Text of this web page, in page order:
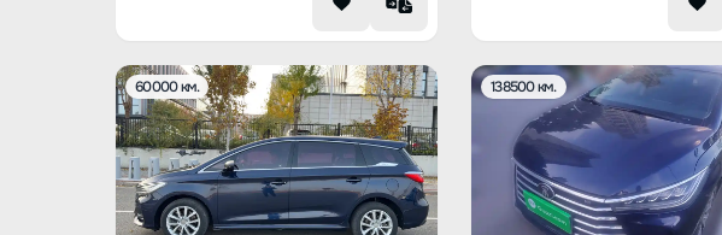
60000 км. 138500 км.